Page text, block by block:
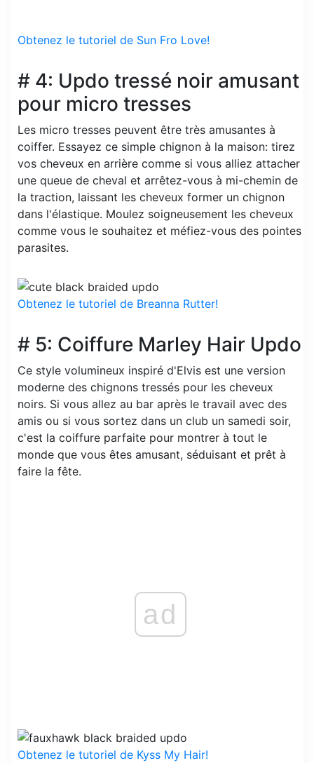
Obtenez le tutoriel de Sun Fro Love!
# 4: Updo tressé noir amusant
pour micro tresses
Les micro tresses peuvent être très amusantes à
coiffer. Essayez ce simple chignon à la maison: tirez
vos cheveux en arrière comme si vous alliez attacher
une queue de cheval et arrêtez-vous à mi-chemin de
la traction, laissant les cheveux former un chignon
dans l'élastique. Moulez soigneusement les cheveux
comme vous le souhaitez et méfiez-vous des pointes
parasites.
Obtenez le tutoriel de Breanna Rutter!
# 5: Coiffure Marley Hair Updo
Ce style volumineux inspiré d'Elvis est une version
moderne des chignons tressés pour les cheveux
noirs. Si vous allez au bar après le travail avec des
amis ou si vous sortez dans un club un samedi soir,
c'est la coiffure parfaite pour montrer à tout le
monde que vous êtes amusant, séduisant et prêt à
faire la fête.
ad
Obtenez le tutoriel de Kyss My Hair!